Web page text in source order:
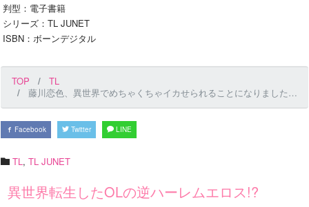
判型：電子書籍
シリーズ：TL JUNET
ISBN：ボーンデジタル
TOP
TL
藤川恋色、異世界でめちゃくちゃイカせられることになりました。〜戦士も賢者も神官も…私のカラダに夢中なの!?〜 第10話
Facebook Twitter LINE
TL , TL JUNET
異世界転生したOLの逆ハーレムエロス!?